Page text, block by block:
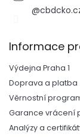
Informace
Výdejna Praha 1
Doprava a platba
Věrnostní
Garance vrácení
Analýzy a